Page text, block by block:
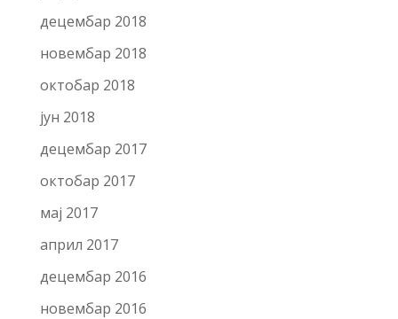
децембар 2018
новембар 2018
октобар 2018
јун 2018
децембар 2017
октобар 2017
мај 2017
април 2017
децембар 2016
новембар 2016